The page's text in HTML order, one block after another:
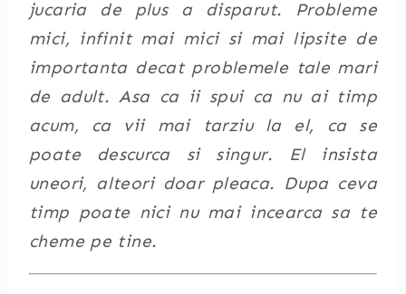
jucaria de plus a disparut. Probleme
mici, infinit mai mici si mai lipsite de
importanta decat problemele tale mari
de adult. Asa ca ii spui ca nu ai timp
acum, ca vii mai tarziu la el, ca se
poate descurca si singur. El insista
uneori, alteori doar pleaca. Dupa ceva
timp poate nici nu mai incearca sa te
cheme pe tine.